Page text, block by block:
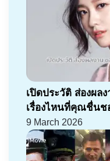
เปิดประวัติ ส่องผล
เรื่องไหนที่คุณชื่นช
9 March 2026